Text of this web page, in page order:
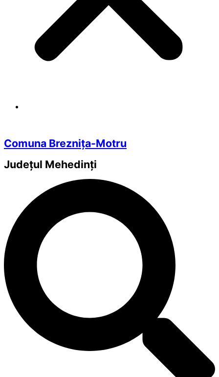
Comuna Breznița-Motru
Județul Mehedinți